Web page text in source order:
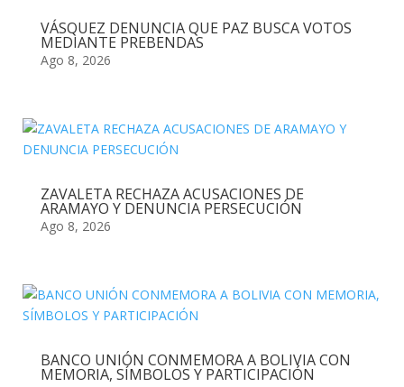
VÁSQUEZ DENUNCIA QUE PAZ BUSCA VOTOS
MEDIANTE PREBENDAS
Ago 8, 2026
ZAVALETA RECHAZA ACUSACIONES DE
ARAMAYO Y DENUNCIA PERSECUCIÓN
Ago 8, 2026
BANCO UNIÓN CONMEMORA A BOLIVIA CON
MEMORIA, SÍMBOLOS Y PARTICIPACIÓN